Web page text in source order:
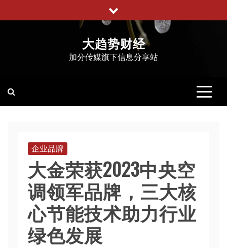
至
大趋势财经
加分传媒旗下信息分享站
企业品牌
大金荣获2023中央空
调领军品牌，三大核
心节能技术助力行业
绿色发展